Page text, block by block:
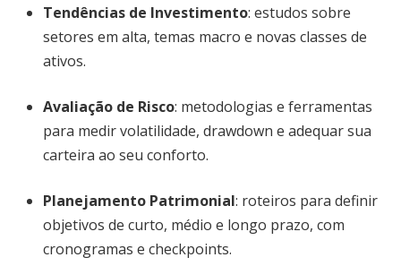
Tendências de Investimento: estudos sobre
setores em alta, temas macro e novas classes de
ativos.
Avaliação de Risco: metodologias e ferramentas
para medir volatilidade, drawdown e adequar sua
carteira ao seu conforto.
Planejamento Patrimonial: roteiros para definir
objetivos de curto, médio e longo prazo, com
cronogramas e checkpoints.